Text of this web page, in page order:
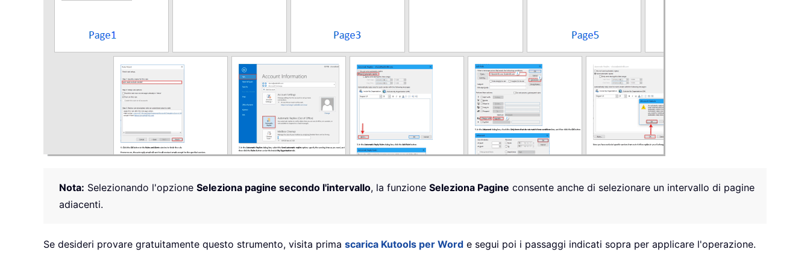
Nota: Selezionando l'opzione Seleziona pagine secondo l'intervallo, la funzione Seleziona Pagine consente anche di selezionare un intervallo di pagine
adiacenti.
Se desideri provare gratuitamente questo strumento, visita prima scarica Kutools per Word e segui poi i passaggi indicati sopra per applicare l'operazione.